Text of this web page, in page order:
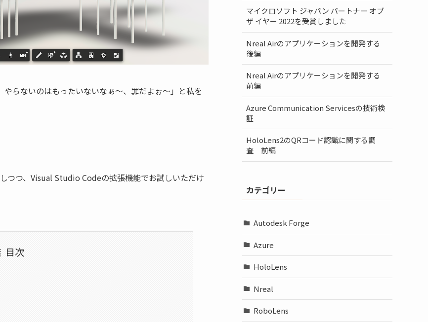
らないのはもったいないなぁ〜、罪だよぉ〜」と私を
つつ、Visual Studio Codeの拡張機能でお試しいただけ
目次
マイクロソフト ジャパン パートナー オブ
ザ イヤー 2022を受賞しました
Nreal Airのアプリケーションを開発する
後編
Nreal Airのアプリケーションを開発する
前編
Azure Communication Servicesの技術検
証
HoloLens2のQRコード認識に関する調
査 前編
カテゴリー
Autodesk Forge
Azure
HoloLens
Nreal
RoboLens